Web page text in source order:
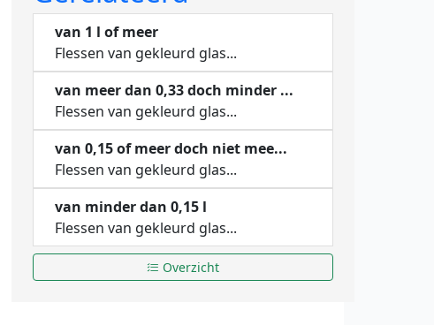
van 1 l of meer
Flessen van gekleurd glas...
van meer dan 0,33 doch minder ...
Flessen van gekleurd glas...
van 0,15 of meer doch niet mee...
Flessen van gekleurd glas...
van minder dan 0,15 l
Flessen van gekleurd glas...
Overzicht